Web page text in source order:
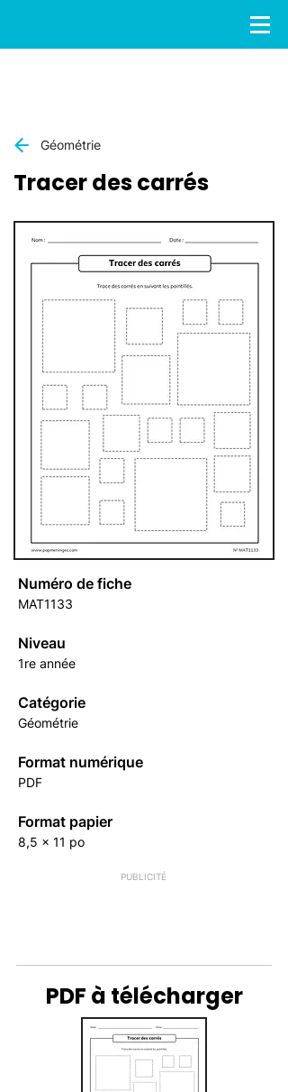
Géométrie
Tracer des carrés
Numéro de fiche
MAT1133
Niveau
1re année
Catégorie
Géométrie
Format numérique
PDF
Format papier
8,5 x 11 po
PUBLICITÉ
PDF à télécharger